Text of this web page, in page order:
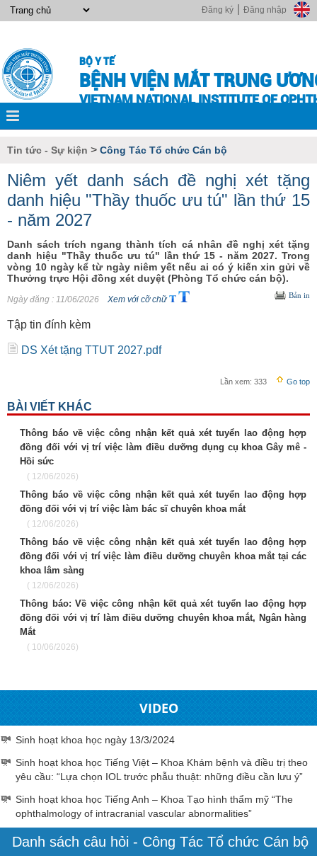
Đăng nhập
Đăng ký
BỘ Y TẾ
BỆNH VIỆN MẮT TRUNG
VIETNAM NATIONAL INSTITUTE OF
Tin tức - Sự kiện > Công Tác Tổ chức Cán bộ
Niêm yết danh sách đề nghị xét tặng
danh hiệu "Thầy thuốc ưu tú" lần thứ 15
- năm 2027
Danh sách trích ngang thành tích cá nhân đề nghị xét tặng
danh hiệu "Thầy thuốc ưu tú" lần thứ 15 - năm 2027. Trong
vòng 10 ngày kể từ ngày niêm yết nếu ai có ý kiến xin gửi về
Thưởng trực Hội đồng xét duyệt (Phòng Tổ chức cán bộ).
Ngày đăng : 11/06/2026 Xem với cỡ chữ Bản in
Tập tin đính kèm
DS Xét tặng TTUT 2027.pdf
Lần xem: 333 Go top
BÀI VIẾT KHÁC
Thông báo về việc công nhận kết quả xét tuyển lao động hợp
đồng đối với vị trí việc làm điều dưỡng dụng cụ khoa Gây mê -
Hồi sức
( 12/06/2026)
Thông báo về việc công nhận kết quả xét tuyển lao động hợp
đồng đối với vị trí việc làm bác sĩ chuyên khoa mắt
( 12/06/2026)
Thông báo về việc công nhận kết quả xét tuyển lao động hợp
đồng đối với vị trí việc làm điều dưỡng chuyên khoa mắt tại các
khoa lâm sàng
( 12/06/2026)
Thông báo: Về việc công nhận kết quả xét tuyển lao động hợp
đồng đối với vị trí làm điều dưỡng chuyên khoa mắt, Ngân hàng
Mắt
( 10/06/2026)
VIDEO
Sinh hoạt khoa học ngày 13/3/2024
Sinh hoạt khoa học Tiếng Việt – Khoa Khám bệnh và điều trị theo
yêu cầu: “Lựa chọn IOL trước phẫu thuật: những điều cần lưu ý”
Sinh hoạt khoa học Tiếng Anh – Khoa Tạo hình thẩm mỹ “The
ophthalmology of intracranial vascular abnormalities”
Danh sách câu hỏi - Công Tác Tổ chức Cán bộ